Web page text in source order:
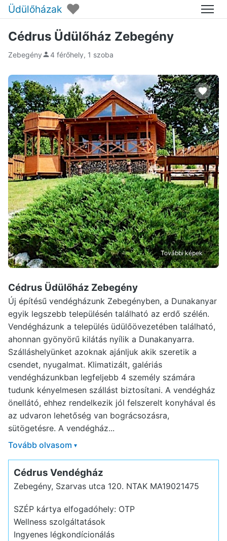
Üdülőházak ♥ Menü
Cédrus Üdülőház Zebegény
Zebegény 4 férőhely, 1 szoba
További képek
Cédrus Üdülőház Zebegény
Új építésű vendégházunk Zebegényben, a Dunakanyar
egyik legszebb településén található az erdő szélén.
Vendégházunk a település üdülőövezetében található,
ahonnan gyönyörű kilátás nyílik a Dunakanyarra.
Szálláshelyünket azoknak ajánljuk akik szeretik a
csendet, nyugalmat. Klimatizált, galériás
vendégházunkban legfeljebb 4 személy számára
tudunk kényelmesen szállást biztosítani. A vendégház
önellátó, ehhez rendelkezik jól felszerelt konyhával és
az udvaron lehetőség van bográcsozásra,
sütögetésre. A vendégház...
Tovább olvasom ▾
Cédrus Vendégház
Zebegény, Szarvas utca 120. NTAK MA19021475
SZÉP kártya elfogadóhely: OTP
Wellness szolgáltatások
Ingyenes légkondícionálás